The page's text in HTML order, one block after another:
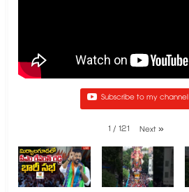
Subscribe to my channel
1 / 121 Next»